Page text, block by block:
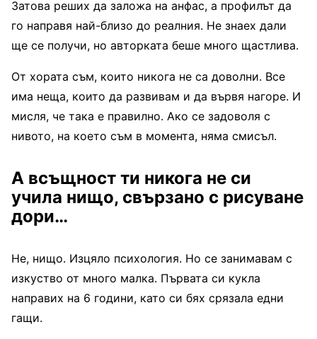
Затова реших да заложа на анфас, а профилът да
го направя най-близо до реалния. Не знаех дали
ще се получи, но авторката беше много щастлива.
От хората съм, които никога не са доволни. Все
има неща, които да развивам и да вървя нагоре. И
мисля, че така е правилно. Ако се задоволя с
нивото, на което съм в момента, няма смисъл.
А всъщност ти никога не си
учила нищо, свързано с рисуване
дори…
Не, нищо. Изцяло психология. Но се занимавам с
изкуство от много малка. Първата си кукла
направих на 6 години, като си бях срязала едни
гащи.